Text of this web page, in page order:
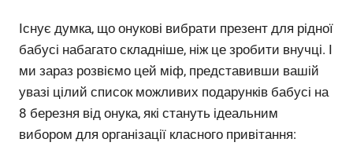
Існує думка, що онукові вибрати презент для рідної
бабусі набагато складніше, ніж це зробити внучці. І
ми зараз розвіємо цей міф, представивши вашій
увазі цілий список можливих подарунків бабусі на
8 березня від онука, які стануть ідеальним
вибором для організації класного привітання: